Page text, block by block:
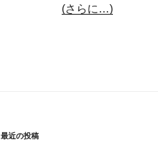
(さらに…)
最近の投稿